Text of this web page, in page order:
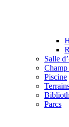
Salle
Piscine
Parcs